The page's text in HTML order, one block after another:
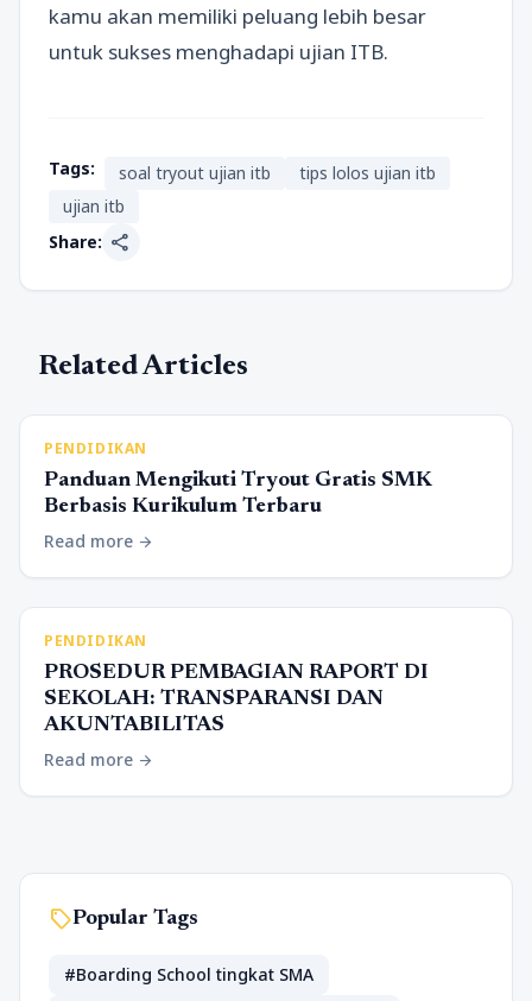
kamu akan memiliki peluang lebih besar
untuk sukses menghadapi ujian ITB.
Tags: soal tryout ujian itb
tips lolos ujian itb
ujian itb
Share: share
Related Articles
PENDIDIKAN
Panduan Mengikuti Tryout Gratis SMK
Berbasis Kurikulum Terbaru
Read more arrow_forward
PENDIDIKAN
PROSEDUR PEMBAGIAN RAPORT DI
SEKOLAH: TRANSPARANSI DAN
AKUNTABILITAS
Read more arrow_forward
sellPopular Tags
#Boarding School tingkat SMA